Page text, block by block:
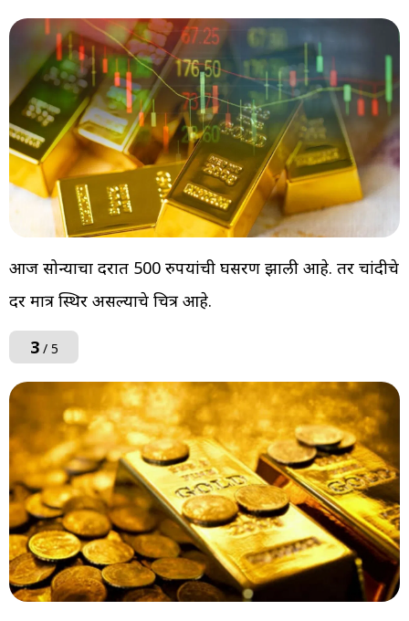
आज सोन्याचा दरात 500 रुपयांची घसरण झाली आहे. तर चांदीचे
दर मात्र स्थिर असल्याचे चित्र आहे.
3/ 5